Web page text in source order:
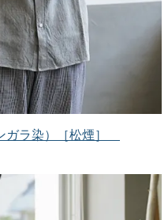
ガラ染）［松煙］